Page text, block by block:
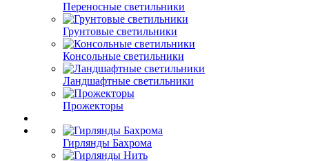
Переносные светильники
Грунтовые светильники
Консольные светильники
Ландшафтные светильники
Прожекторы
Гирлянды Бахрома